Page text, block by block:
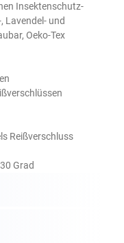
Insektenschutz-
Lavendel- und
Oeko-Tex
Reißverschluss
Grad